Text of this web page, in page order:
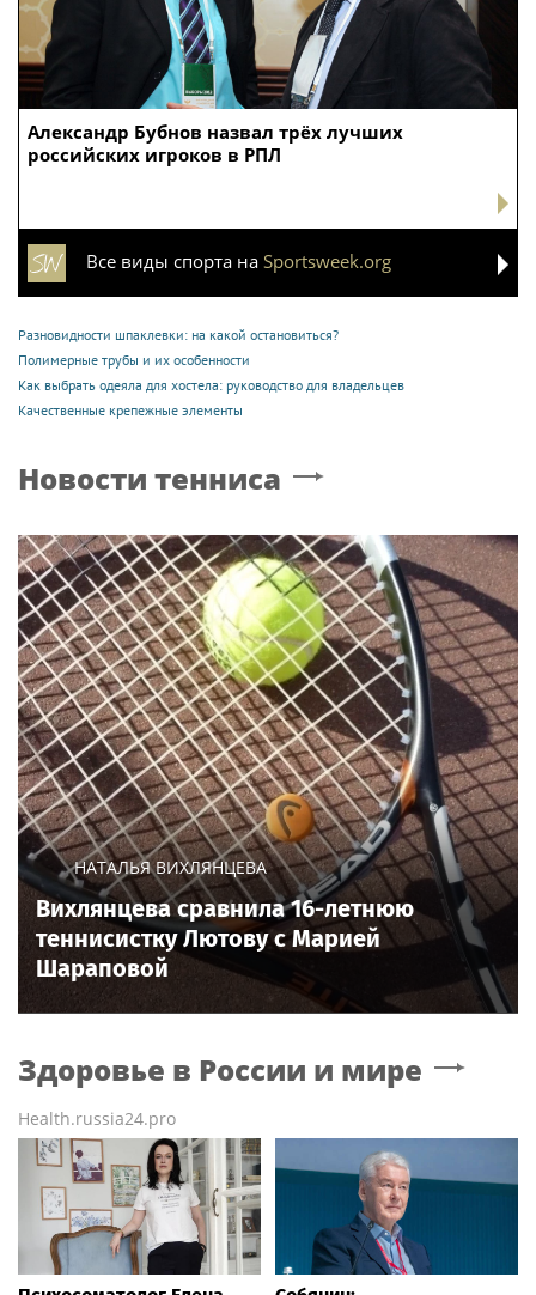
Александр Бубнов назвал трёх лучших
российских игроков в РПЛ
Все виды спорта на Sportsweek.org
Разновидности шпаклевки: на какой остановиться?
Полимерные трубы и их особенности
Как выбрать одеяла для хостела: руководство для владельцев
Качественные крепежные элементы
Новости тенниса
НАТАЛЬЯ ВИХЛЯНЦЕВА
Вихлянцева сравнила 16-летнюю
теннисистку Лютову с Марией
Шараповой
Здоровье в России и мире
Health.russia24.pro